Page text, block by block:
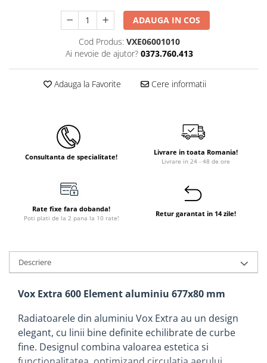
Vase de expansiune termice
Detectoare si regulatoare de gaz si
Producere apa calda menajera
Rezervoare de acumulare
Panouri solare si fotovoltaice
Panouri solare cu tuburi vidate
Panouri solare plane
Pachete complete panouri solare
solare
Ventilatie si climatizare
Aparate de aer conditionat
Chillere
Rooftop-uri pentru racire si
incalzire
ADAUGA IN COS
Cod Produs: VXE06001010
Ai nevoie de ajutor? 0373.760.413
Adauga la Favorite Cere informatii
Consultanta de specialitate! Livrare in toata Romania!
Livrare in 24 - 48 de ore
Rate fixe fara dobanda!
Poti plati de la 2 pana la 10 rate!
Retur garantat in 14 zile!
Descriere
Vox Extra 600 Element aluminiu 677x80 mm
Radiatoarele din aluminiu Vox Extra au un design
elegant, cu linii bine definite echilibrate de curbe
fine. Designul combina valoarea estetica si